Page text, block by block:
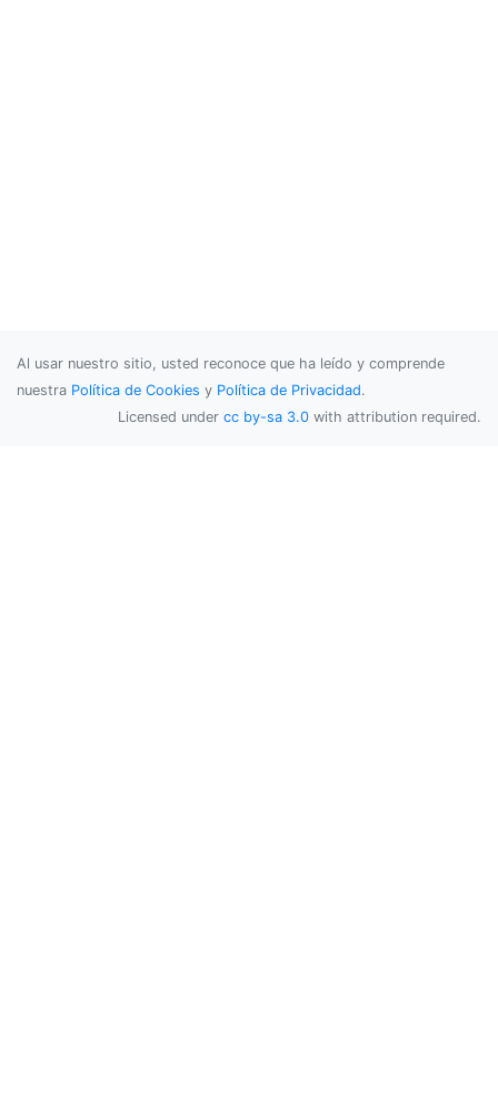
Al usar nuestro sitio, usted reconoce que ha leído y comprende
nuestra Política de Cookies y Política de Privacidad.
Licensed under cc by-sa 3.0 with attribution required.